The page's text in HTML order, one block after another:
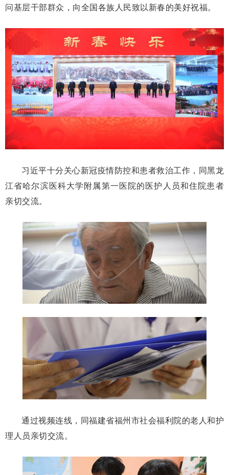
问基层干部群众，向全国各族人民致以新春的美好祝福。
习近平十分关心新冠疫情防控和患者救治工作，同黑龙
江省哈尔滨医科大学附属第一医院的医护人员和住院患者
亲切交流。
通过视频连线，同福建省福州市社会福利院的老人和护
理人员亲切交流。